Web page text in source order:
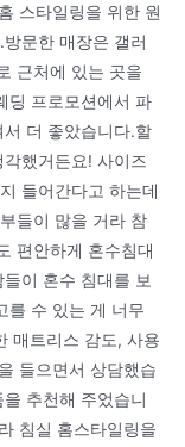
스타일링을 위한 원
문한 매장은 갤러
근처에 있는 곳을
딩 프로모션에서 파
더 좋았습니다.할
했거든요! 사이즈
들어간다고 하는데
들이 많을 거라 참
편안하게 혼수침대
이 혼수 침대를 보
를 수 있는 게 너무
매트리스 감도, 사용
들으면서 상담했습
추천해 주었습니
침실 홈스타일링을